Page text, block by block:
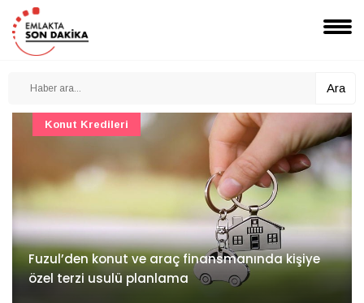
Ara
İv Kandilli'de yaşam yakında başlıyor
Konut Projeleri